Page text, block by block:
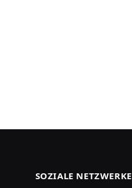
SOZIALE NETZWERKE